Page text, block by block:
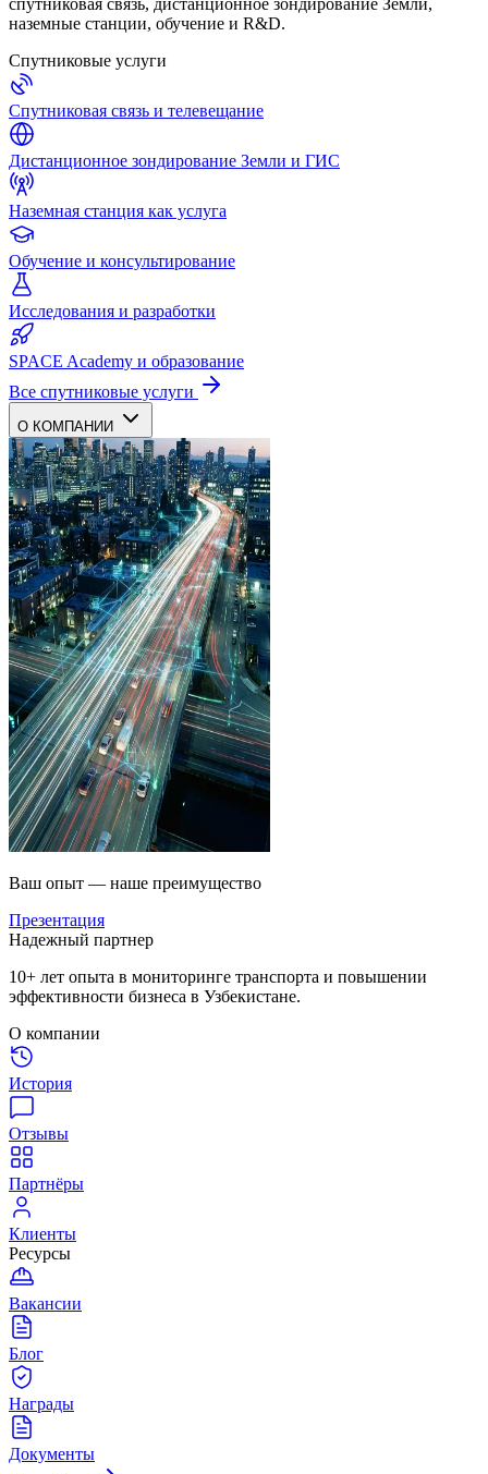
спутниковая связь, дистанционное зондирование Земли,
наземные станции, обучение и R&D.
Спутниковые услуги
Спутниковая связь и телевещание
Дистанционное зондирование Земли и ГИС
Наземная станция как услуга
Обучение и консультирование
Исследования и разработки
SPACE Academy и образование
Все спутниковые услуги
О КОМПАНИИ
Ваш опыт — наше преимущество
Презентация
Надежный партнер
10+ лет опыта в мониторинге транспорта и повышении
эффективности бизнеса в Узбекистане.
О компании
История
Отзывы
Партнёры
Клиенты
Ресурсы
Вакансии
Блог
Награды
Документы